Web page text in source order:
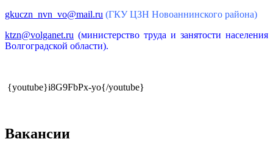
gkuczn_nvn_vo@mail.ru (ГКУ ЦЗН Новоаннинского района)
ktzn@volganet.ru (министерство труда и занятости населения
Волгоградской области).
{youtube}i8G9FbPx-yo{/youtube}
Вакансии